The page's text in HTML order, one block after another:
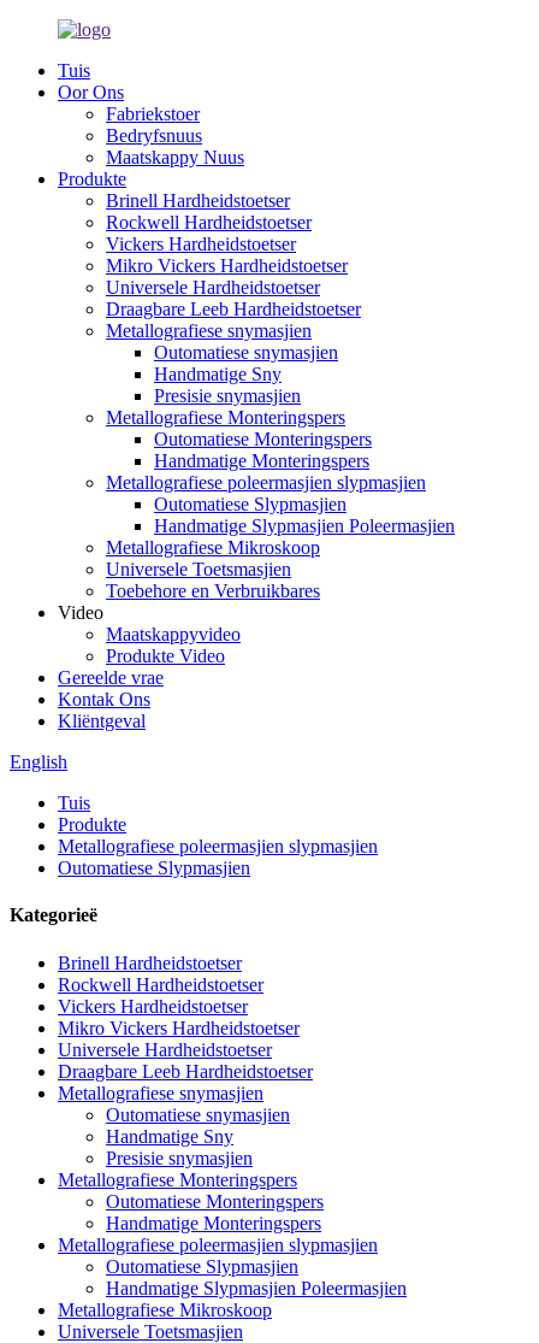
Tuis
Oor Ons
Fabriekstoer
Bedryfsnuus
Maatskappy Nuus
Produkte
Brinell Hardheidstoetser
Rockwell Hardheidstoetser
Vickers Hardheidstoetser
Mikro Vickers Hardheidstoetser
Universele Hardheidstoetser
Draagbare Leeb Hardheidstoetser
Metallografiese snymasjien
Outomatiese snymasjien
Handmatige Sny
Presisie snymasjien
Metallografiese Monteringspers
Outomatiese Monteringspers
Handmatige Monteringspers
Metallografiese poleermasjien slypmasjien
Outomatiese Slypmasjien
Handmatige Slypmasjien Poleermasjien
Metallografiese Mikroskoop
Universele Toetsmasjien
Toebehore en Verbruikbares
Video
Maatskappyvideo
Produkte Video
Gereelde vrae
Kontak Ons
Kliëntgeval
English
Tuis
Produkte
Metallografiese poleermasjien slypmasjien
Outomatiese Slypmasjien
Kategorieë
Brinell Hardheidstoetser
Rockwell Hardheidstoetser
Vickers Hardheidstoetser
Mikro Vickers Hardheidstoetser
Universele Hardheidstoetser
Draagbare Leeb Hardheidstoetser
Metallografiese snymasjien
Outomatiese snymasjien
Handmatige Sny
Presisie snymasjien
Metallografiese Monteringspers
Outomatiese Monteringspers
Handmatige Monteringspers
Metallografiese poleermasjien slypmasjien
Outomatiese Slypmasjien
Handmatige Slypmasjien Poleermasjien
Metallografiese Mikroskoop
Universele Toetsmasjien